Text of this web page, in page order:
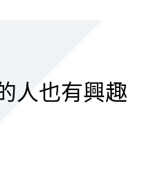
人也有興趣